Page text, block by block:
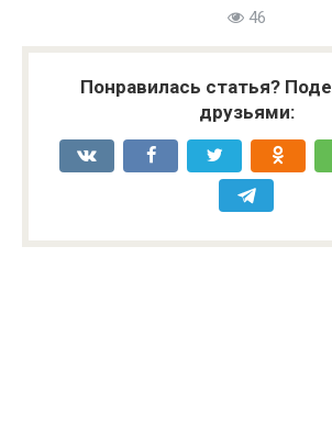
46
Понравилась статья?
друзьями: